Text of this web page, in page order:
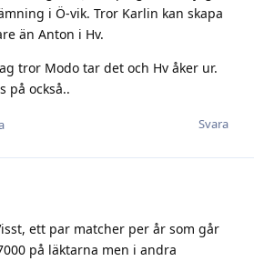
i Ö-vik. Tror Karlin kan skapa
än Anton i Hv.
tror Modo tar det och Hv åker ur.
på också..
Svara
ett par matcher per år som går
på läktarna men i andra